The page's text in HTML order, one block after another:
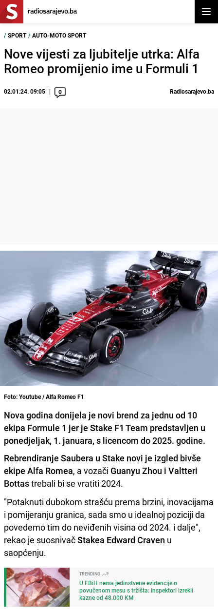
/ SPORT / AUTO-MOTO SPORT
Nove vijesti za ljubitelje utrka: Alfa
Romeo promijenio ime u Formuli 1
02.01.24. 09:05 0 Radiosarajevo.ba
Foto: Youtube / Alfa Romeo F1
Nova godina donijela je novi brend za jednu od 10
ekipa Formule 1 jer je Stake F1 Team predstavljen u
ponedjeljak, 1. januara, s licencom do 2025. godine.
Rebrendiranje Saubera u Stake novi je izgled bivše
ekipe Alfa Romea, a vozači Guanyu Zhou i Valtteri
Bottastrebali bi se vratiti 2024.
"Potaknuti dubokom strašću prema brzini, inovacijama
i pomijeranju granica, sada smo u idealnoj poziciji da
povedemo tim do neviđenih visina od 2024. i dalje",
rekao je suosnivačStakea Edward Craven u
saopćenju.
TRENDING
U FBiH nema jedinstvene evidencije o
povučenom mesu s tržišta: Inspektori izrekli
kazne od 48.000 KM